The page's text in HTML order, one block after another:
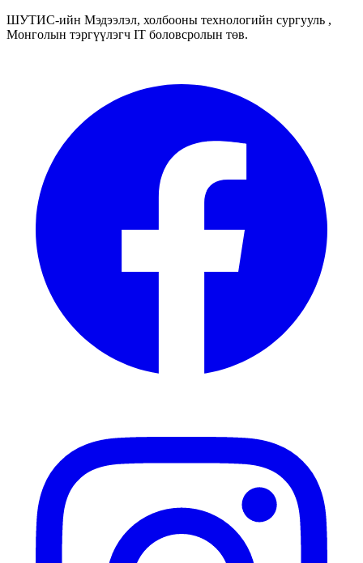
ШУТИС-ийн Мэдээлэл, холбооны технологийн сургууль ,
Монголын тэргүүлэгч IT боловсролын төв.